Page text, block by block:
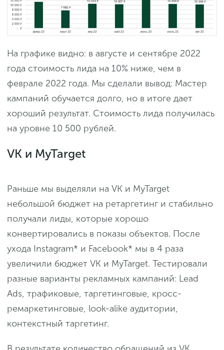
На графике видно: в августе и сентябре 2022
года стоимость лида на 10% ниже, чем в
феврале 2022 года. Мы сделали вывод: Мастер
кампаний обучается долго, но в итоге дает
хороший результат. Стоимость лида получилась
на уровне 10 500 рублей.
VK и MyTarget
Раньше мы выделяли на VK и MyTarget
небольшой бюджет на ретаргетинг и стабильно
получали лиды, которые хорошо
конвертировались в показы объектов. После
ухода Instagram* и Facebook* мы в 4 раза
увеличили бюджет VK и MyTarget. Тестировали
разные варианты рекламных кампаний: Lead
Ads, трафиковые, таргетинговые, кросс-
ремаркетинговые, look-alike аудитории,
контекстный таргетинг.